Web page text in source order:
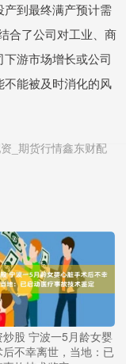
到最终满产预计需
合了公司对工业、商
游市场增长或公司
能被及时消化的风
_期货行情鑫东财配
炒股 宁波一5月龄女婴
不幸离世，当地：已